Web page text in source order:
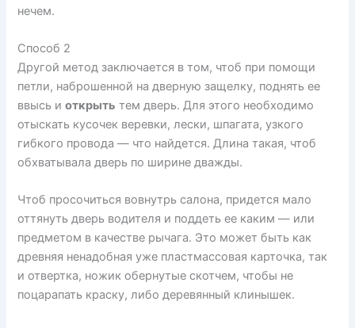
нечем.
Способ 2
Другой метод заключается в том, чтоб при помощи
петли, наброшенной на дверную защелку, поднять ее
ввысь иоткрыть тем дверь. Для этого необходимо
отыскать кусочек веревки, лески, шпагата, узкого
гибкого провода — что найдется. Длина такая, чтоб
обхватывала дверь по ширине дважды.
Чтоб просочиться вовнутрь салона, придется мало
оттянуть дверь водителя и поддеть ее каким — или
предметом в качестве рычага. Это может быть как
древняя ненадобная уже пластмассовая карточка, так
и отвертка, ножик обернутые скотчем, чтобы не
поцарапать краску, либо деревянный клинышек.